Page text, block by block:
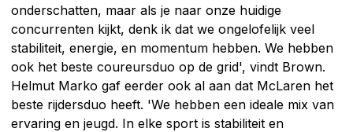
onderschatten, maar als je naar onze huidige
concurrenten kijkt, denk ik dat we ongelofelijk veel
stabiliteit, energie, en momentum hebben. We hebben
ook het beste coureursduo op de grid', vindt Brown.
Helmut Marko gaf eerder ook al aan dat McLaren het
beste rijdersduo heeft. 'We hebben een ideale mix van
ervaring en jeugd. In elke sport is stabiliteit en